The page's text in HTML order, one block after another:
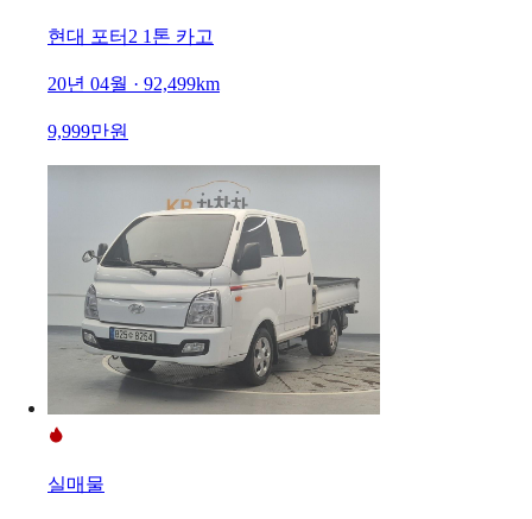
현대 포터2 1톤 카고
20년 04월 · 92,499km
9,999만원
실매물